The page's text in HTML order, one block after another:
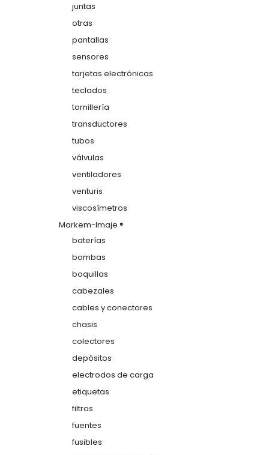
juntas
otras
pantallas
sensores
tarjetas electrónicas
teclados
tornillería
transductores
tubos
válvulas
ventiladores
venturis
viscosímetros
Markem-Imaje ®
baterías
bombas
boquillas
cabezales
cables y conectores
chasis
colectores
depósitos
electrodos de carga
etiquetas
filtros
fuentes
fusibles